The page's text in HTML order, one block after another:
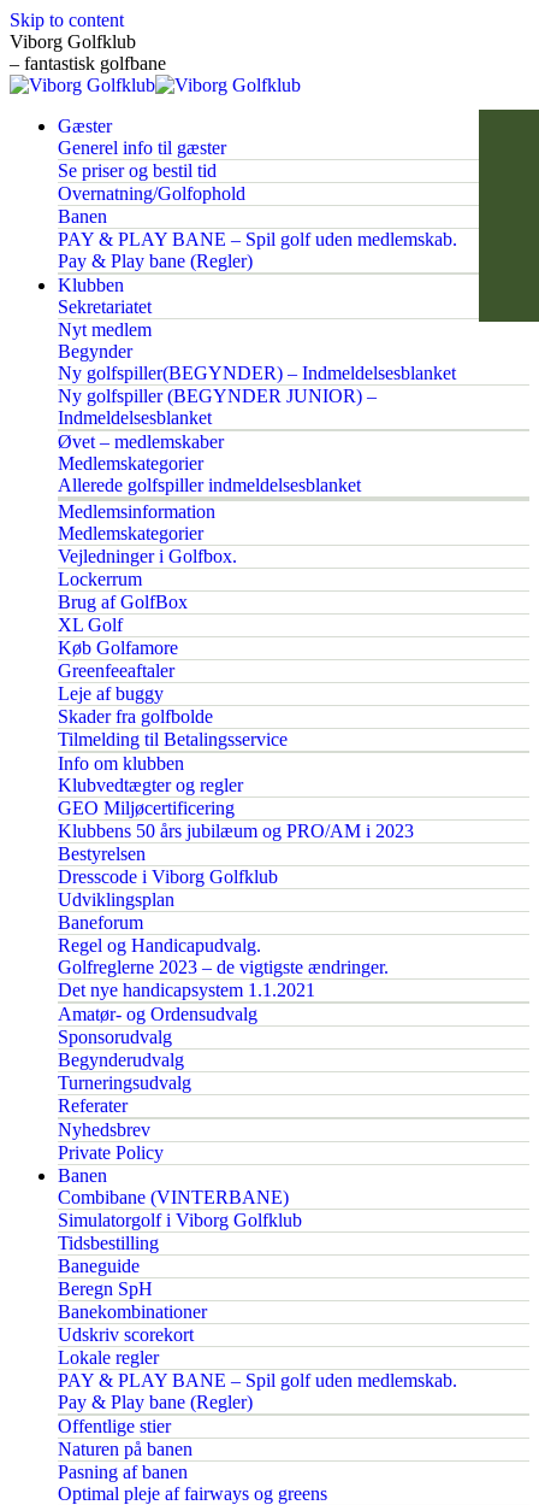
Skip to content
Viborg Golfklub
– fantastisk golfbane
Gæster
Generel info til gæster
Se priser og bestil tid
Overnatning/Golfophold
Banen
PAY & PLAY BANE – Spil golf uden medlemskab.
Pay & Play bane (Regler)
Klubben
Sekretariatet
Nyt medlem
Begynder
Ny golfspiller(BEGYNDER) – Indmeldelsesblanket
Ny golfspiller (BEGYNDER JUNIOR) –
Indmeldelsesblanket
Øvet – medlemskaber
Medlemskategorier
Allerede golfspiller indmeldelsesblanket
Medlemsinformation
Medlemskategorier
Vejledninger i Golfbox.
Lockerrum
Brug af GolfBox
XL Golf
Køb Golfamore
Greenfeeaftaler
Leje af buggy
Skader fra golfbolde
Tilmelding til Betalingsservice
Info om klubben
Klubvedtægter og regler
GEO Miljøcertificering
Klubbens 50 års jubilæum og PRO/AM i 2023
Bestyrelsen
Dresscode i Viborg Golfklub
Udviklingsplan
Baneforum
Regel og Handicapudvalg.
Golfreglerne 2023 – de vigtigste ændringer.
Det nye handicapsystem 1.1.2021
Amatør- og Ordensudvalg
Sponsorudvalg
Begynderudvalg
Turneringsudvalg
Referater
Nyhedsbrev
Private Policy
Banen
Combibane (VINTERBANE)
Simulatorgolf i Viborg Golfklub
Tidsbestilling
Baneguide
Beregn SpH
Banekombinationer
Udskriv scorekort
Lokale regler
PAY & PLAY BANE – Spil golf uden medlemskab.
Pay & Play bane (Regler)
Offentlige stier
Naturen på banen
Pasning af banen
Optimal pleje af fairways og greens